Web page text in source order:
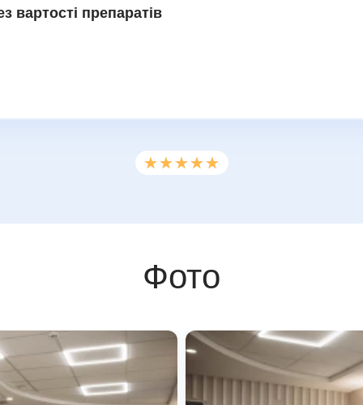
препаратів
★★★★★
★★★★★
Фото